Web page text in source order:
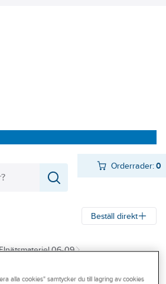
Orderrader:0
Beställ direkt
06-09
alla cookies" samtycker du till lagring av cookies